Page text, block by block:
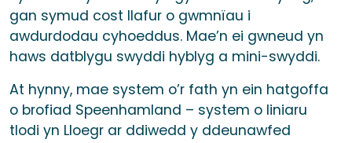
gan symud cost llafur o gwmnïau i
awdurdodau cyhoeddus. Mae’n ei gwneud yn
haws datblygu swyddi hyblyg a mini-swyddi.
At hynny, mae system o’r fath yn ein hatgoffa
o brofiad Speenhamland – system o liniaru
tlodi yn Lloegr ar ddiwedd y ddeunawfed